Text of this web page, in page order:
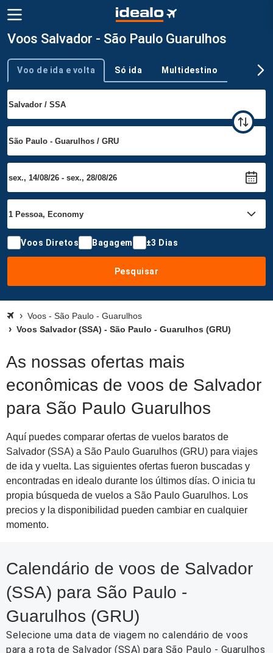
Voos Salvador - São Paulo Guarulhos
Tipo de viagem
Voo de ida e volta Só ida Multidestino
Voos Diretos Bagagem ±3 Dias
Pesquisar
Voos - São Paulo - Guarulhos
Voos Salvador (SSA) - São Paulo - Guarulhos (GRU)
As nossas ofertas mais
econômicas de voos de Salvador
para São Paulo Guarulhos
Aquí puedes comparar ofertas de vuelos baratos de
Salvador (SSA) a São Paulo Guarulhos (GRU) para viajes
de ida y vuelta. Las siguientes ofertas fueron buscadas y
encontradas en idealo durante los últimos días. O inicia tu
propia búsqueda de vuelos a São Paulo Guarulhos. Los
precios y la disponibilidad pueden cambiar en cualquier
momento.
Calendário de voos de Salvador
(SSA) para São Paulo -
Guarulhos (GRU)
Selecione uma data de viagem no calendário de voos
para a rota de Salvador (SSA) para São Paulo - Guarulhos